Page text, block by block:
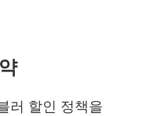
러 할인 정책을